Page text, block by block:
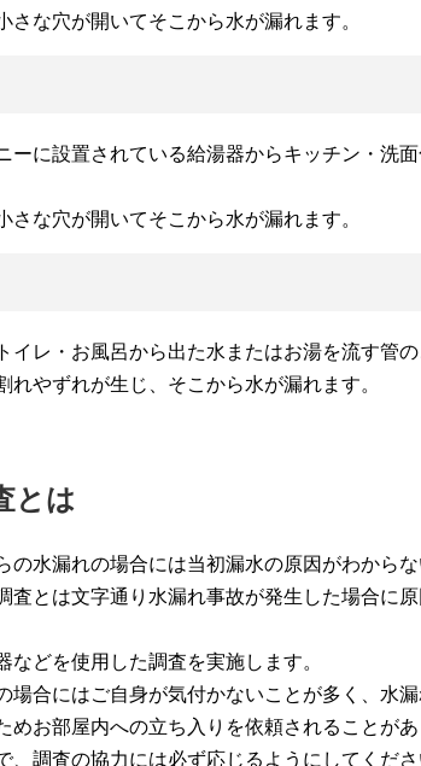
さな穴が開いてそこから水が漏れます。
ーに設置されている給湯器からキッチン・洗
さな穴が開いてそこから水が漏れます。
イレ・お風呂から出た水またはお湯を流す管の
れやずれが生じ、そこから水が漏れます。
とは
の水漏れの場合には当初漏水の原因がわから
査とは文字通り水漏れ事故が発生した場合に
などを使用した調査を実施します。
場合にはご自身が気付かないことが多く、水
めお部屋内への立ち入りを依頼されることが
、調査の協力には必ず応じるようにしてくださ